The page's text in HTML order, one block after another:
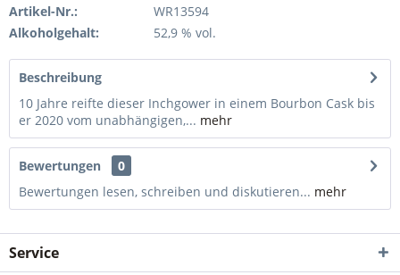
Artikel-Nr.:
WR13594
Alkoholgehalt:
52,9 % vol.
Beschreibung
10 Jahre reifte dieser Inchgower in einem Bourbon Cask bis
er 2020 vom unabhängigen,... mehr
Bewertungen
0
Bewertungen lesen, schreiben und diskutieren... mehr
Service